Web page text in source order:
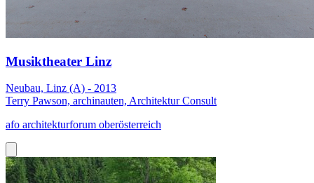
Musiktheater Linz
Neubau, Linz (A) - 2013
Terry Pawson, archinauten, Architektur Consult
afo architekturforum oberösterreich